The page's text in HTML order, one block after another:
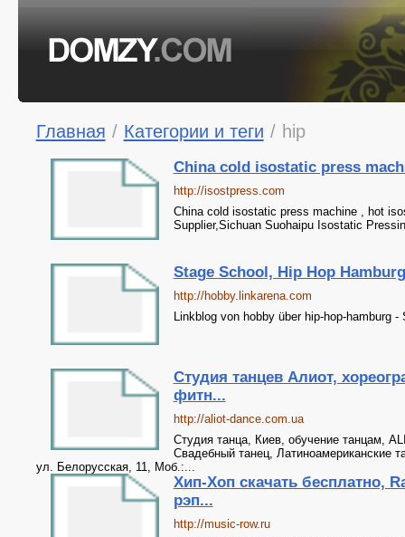
Главная / Категории и теги / hip
China cold isostatic press
http://isostpress.com
China cold isostatic press machine , hot
Supplier,Sichuan Suohaipu Isostatic
Stage School, Hip Hop
http://hobby.linkarena.com
Linkblog von hobby über hip-hop-hamburg
Студия танцев Алиот,
фитн...
http://aliot-dance.com.ua
Студия танца, Киев, обучение танцам,
Свадебный танец, Латиноамериканские
ул. Белорусская, 11, Моб.:...
Хип-Хоп скачать бесплатно,
рэп...
http://music-row.ru